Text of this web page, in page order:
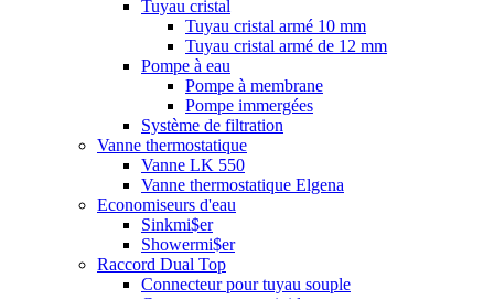
Tuyau cristal
Tuyau cristal armé 10 mm
Tuyau cristal armé de 12 mm
Pompe à eau
Pompe à membrane
Pompe immergées
Système de filtration
Vanne thermostatique
Vanne LK 550
Vanne thermostatique Elgena
Economiseurs d'eau
Sinkmi$er
Showermi$er
Raccord Dual Top
Connecteur pour tuyau souple